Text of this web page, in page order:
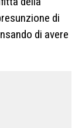
di
di avere